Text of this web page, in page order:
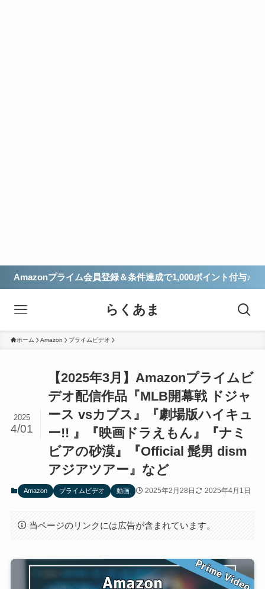
Amazonプライム会員登録＆条件達成で1,000ポイント付与♪
らくあま
ホーム Amazon プライムビデオ
【2025年3月】Amazonプライムビ
デオ配信作品『MLB開幕戦 ドジャ
ース vsカブス』『劇場版ハイキュ
ー!! 』『映画ドラえもん』『ナミ
ビアの砂漠』『Official 髭男 dism
アジアツアー』など
2025
4/01
Amazon プライムビデオ 動画 2025年2月28日 2025年4月1日
当ページのリンクには広告が含まれています。